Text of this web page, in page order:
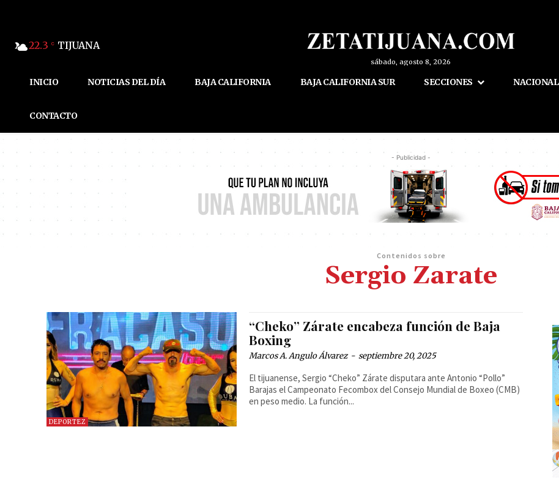
22.3 C TIJUANA
sábado, agosto 8, 2026
INICIO NOTICIAS DEL DÍA BAJA CALIFORNIA BAJA CALIFORNIA SUR SECCIONES NACIONAL
CONTACTO
- Publicidad -
Contenidos sobre
Sergio Zarate
DEPORTEZ
“Cheko” Zárate encabeza función de Baja
Boxing
Marcos A. Angulo Álvarez - septiembre 20, 2025
El tijuanense, Sergio “Cheko” Zárate disputara ante Antonio “Pollo”
Barajas el Campeonato Fecombox del Consejo Mundial de Boxeo (CMB)
en peso medio. La función...